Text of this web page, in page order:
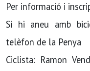
Per informació i
Si hi aneu amb
telèfon de la Penya
Ciclista: Ramon